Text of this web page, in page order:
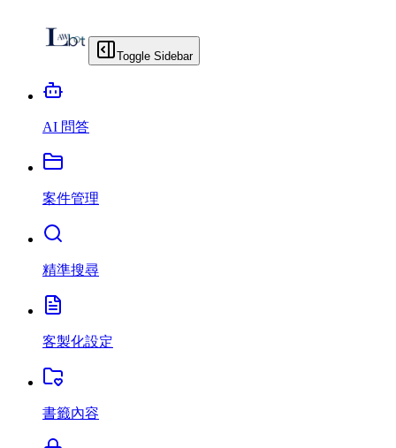
Toggle Sidebar
AI 問答
案件管理
精準搜尋
客製化設定
書籤內容